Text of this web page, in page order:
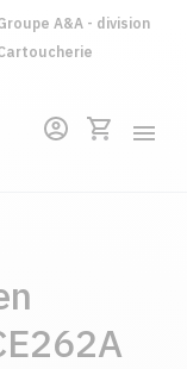
A&A - division